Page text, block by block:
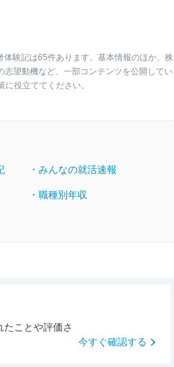
験記は65件あります。基本情報のほか、株
望動機など、一部コンテンツを公開してい
役立ててください。
・みんなの就活速報
・職種別年収
ことや評価さ
今すぐ確認する